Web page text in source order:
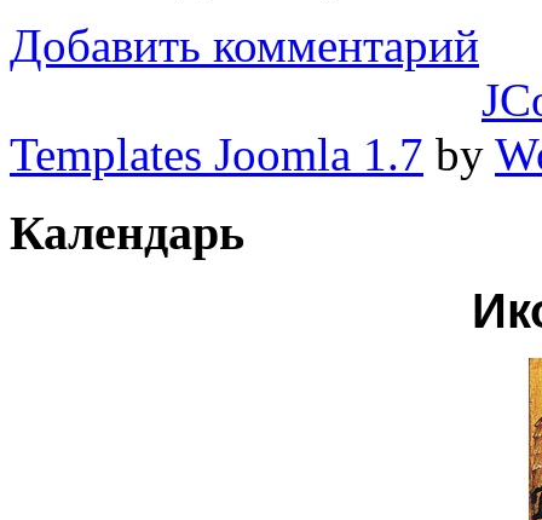
Добавить комментарий
Templates Joomla 1.7 by
Календарь